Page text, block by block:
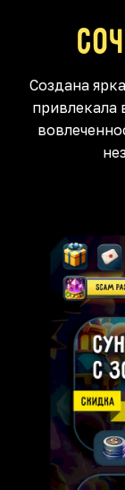
Создана
привлекала